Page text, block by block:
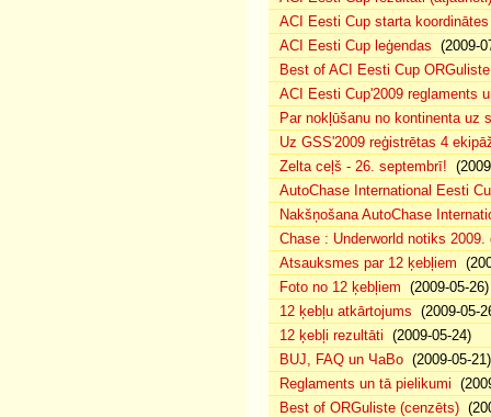
ACI Eesti Cup starta koordinātes
ACI Eesti Cup leģendas (2009-
Best of ACI Eesti Cup
ACI Eesti Cup'2009 reglaments
Par nokļūšanu no kontinenta uz
Uz GSS'2009 reģistrētas 4
Zelta ceļš - 26. septembrī!
AutoChase International Eesti
Nakšņošana AutoChase
Chase : Underworld notiks 2009.
Atsauksmes par 12 ķebļiem
Foto no 12 ķebļiem (2009-05-26)
12 ķebļu atkārtojums (2009-05-
12 ķebļi rezultāti (2009-05-24)
BUJ, FAQ un ЧаВо (2009-05-21)
Reglaments un tā pielikumi
Best of ORGuliste (cenzēts)